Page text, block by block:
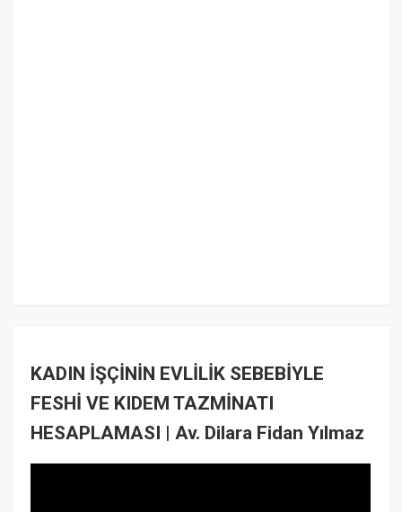
KADIN İŞÇİNİN EVLİLİK SEBEBİYLE
FESHİ VE KIDEM TAZMİNATI
HESAPLAMASI | Av. Dilara Fidan Yılmaz